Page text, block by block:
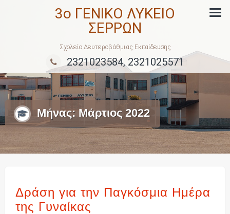
3ο ΓΕΝΙΚΟ ΛΥΚΕΙΟ
ΣΕΡΡΩΝ
Σχολείο Δευτεροβάθμιας Εκπαίδευσης
2321023584, 2321025571
Μήνας: Μάρτιος 2022
Δράση για την Παγκόσμια Ημέρα
της Γυναίκας